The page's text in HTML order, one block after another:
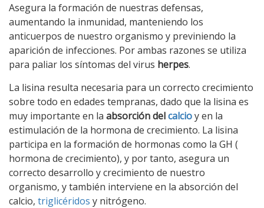
Asegura la formación de nuestras defensas,
aumentando la inmunidad, manteniendo los
anticuerpos de nuestro organismo y previniendo la
aparición de infecciones. Por ambas razones se utiliza
para paliar los síntomas del virus herpes.
La lisina resulta necesaria para un correcto crecimiento
sobre todo en edades tempranas, dado que la lisina es
muy importante en la absorción delcalcioy en la
estimulación de la hormona de crecimiento. La lisina
participa en la formación de hormonas como la GH (
hormona de crecimiento), y por tanto, asegura un
correcto desarrollo y crecimiento de nuestro
organismo, y también interviene en la absorción del
calcio, triglicéridos y nitrógeno.